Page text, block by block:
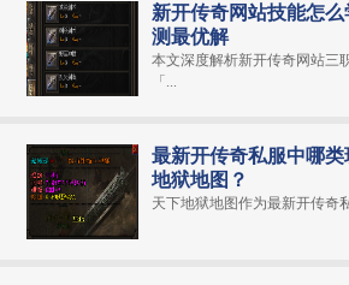
新开传奇网站技能怎
测最优解
本文深度解析新开传奇网站三
「...
最新开传奇私服中哪
地狱地图？
天下地狱地图作为最新开传奇